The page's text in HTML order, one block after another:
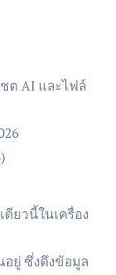
ต AI และไฟล์
ยวนี้ในเครื่อง
อยู่ ซึ่งดึงข้อมูล